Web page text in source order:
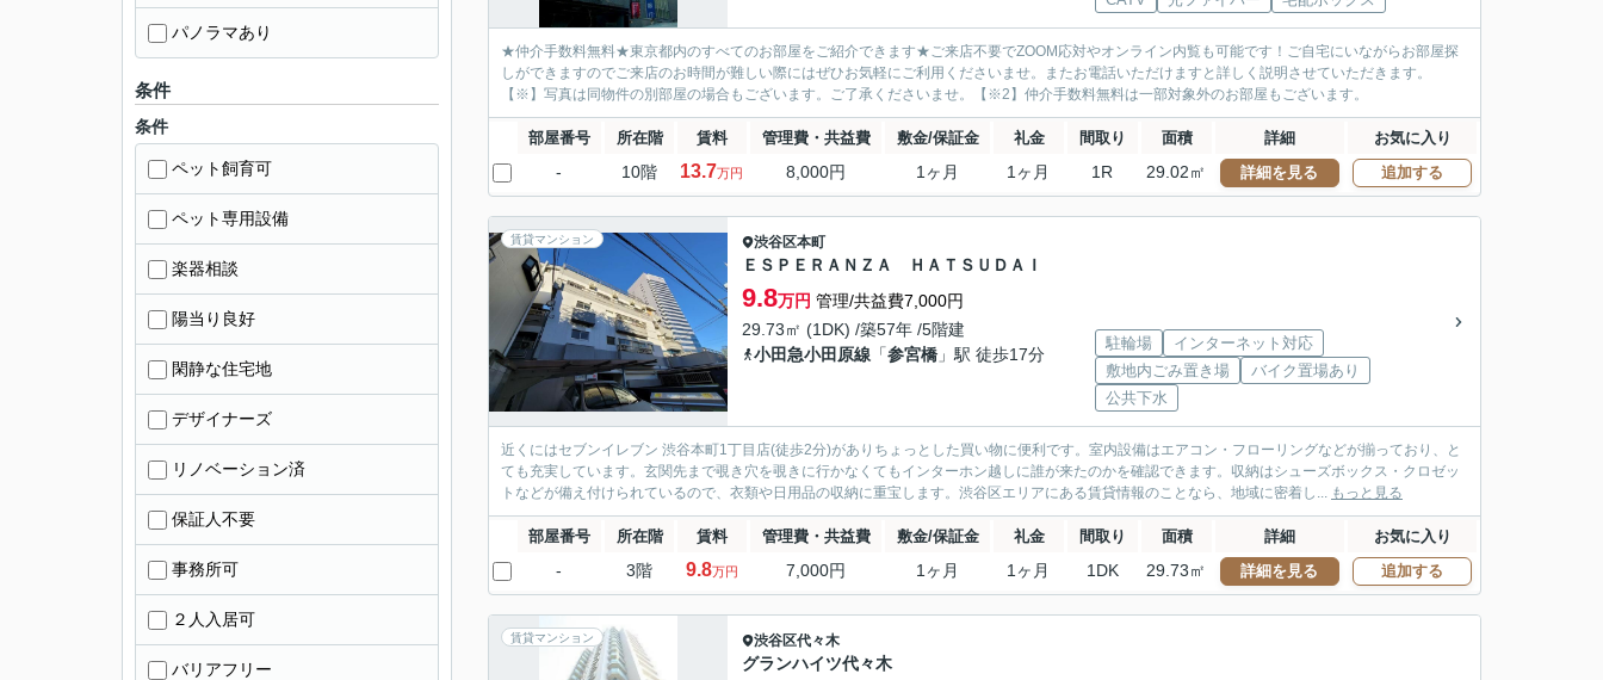
★仲介手数料無料★東京都内のすべてのお部屋をご紹介できます★ご来店不要でZOOM応対やオンライン内覧も可能です！ご自宅にいながらお部屋探
しができますのでご来店のお時間が難しい際にはぜひお気軽にご利用くださいませ。またお電話いただけますと詳しく説明させていただきます。
【※】写真は同物件の別部屋の場合もございます。ご了承くださいませ。【※2】仲介手数料無料は一部対象外のお部屋もございます。
部屋番号 所在階 賃料 管理費・共益費 敷金/保証金 礼金 間取り 面積 詳細 お気に入り
- 10階 13.7万円 8,000円 1ヶ月 1ヶ月 1R 29.02㎡ 詳細を見る 追加する
賃貸マンション 渋谷区本町
ＥＳＰＥＲＡＮＺＡ ＨＡＴＳＵＤＡＩ
9.8万円 管理/共益費7,000円
29.73㎡ (1DK) /築57年 /5階建
小田急小田原線 「参宮橋 」駅 徒歩17分
駐輪場
インターネット対応
敷地内ごみ置き場
バイク置場あり
公共下水
近くにはセブンイレブン 渋谷本町1丁目店(徒歩2分)がありちょっとした買い物に便利です。室内設備はエアコン・フローリングなどが揃っており、と
ても充実しています。玄関先まで覗き穴を覗きに行かなくてもインターホン越しに誰が来たのかを確認できます。収納はシューズボックス・クロゼッ
トなどが備え付けられているので、衣類や日用品の収納に重宝します。渋谷区エリアにある賃貸情報のことなら、地域に密着し... もっと見る
部屋番号 所在階 賃料 管理費・共益費 敷金/保証金 礼金 間取り 面積 詳細 お気に入り
- 3階 9.8万円 7,000円 1ヶ月 1ヶ月 1DK 29.73㎡ 詳細を見る 追加する
賃貸マンション 渋谷区代々木
グランハイツ代々木
パノラマあり
条件
条件
ペット飼育可
ペット専用設備
楽器相談
陽当り良好
閑静な住宅地
デザイナーズ
リノベーション済
保証人不要
事務所可
２人入居可
バリアフリー